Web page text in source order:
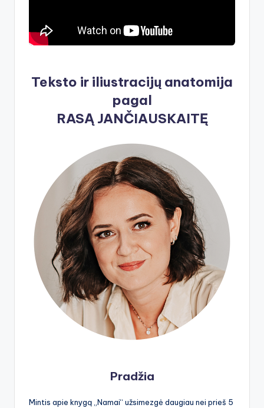
Teksto ir iliustracijų anatomija
pagal
RASĄ JANČIAUSKAITĘ
Pradžia
Mintis apie knygą „Namai“ užsimezgė daugiau nei prieš 5